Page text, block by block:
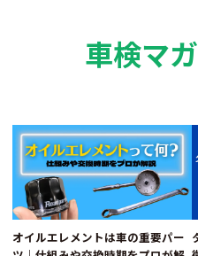
車検マ
オイルエレメントは車の重要パー